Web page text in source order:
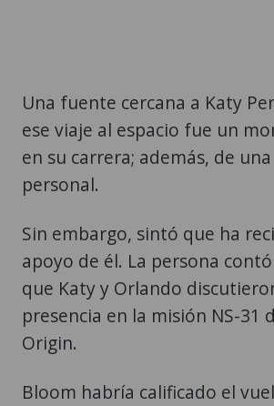
Una fuente cercana a Katy
ese viaje al espacio fue un
en su carrera; además, de
personal.
Sin embargo, sintó que ha
apoyo de él. La persona contó
que Katy y Orlando
presencia en la misión NS-31
Origin.
Bloom habría calificado el